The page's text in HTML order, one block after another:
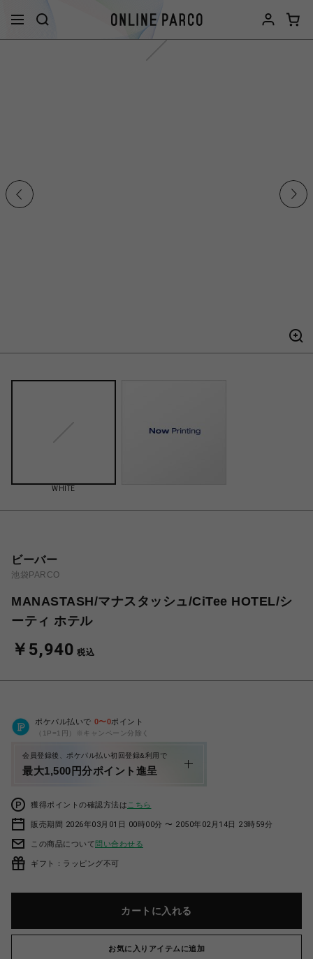
WHITE
ビーバー
池袋PARCO
MANASTASH/マナスタッシュ/CiTee HOTEL/シ
ーティ ホテル
￥5,940 税込
ポケパル払いで 0〜0ポイント
（1P=1円）※キャンペーン分除く
会員登録後、ポケパル払い初回登録&利用で
最大1,500円分ポイント進呈
獲得ポイントの確認方法は こちら
販売期間 2026年03月01日 00時00分 〜 2050年02月14日 23時59分
この商品について問い合わせる
ギフト：ラッピング不可
カートに入れる
お気に入りアイテムに追加